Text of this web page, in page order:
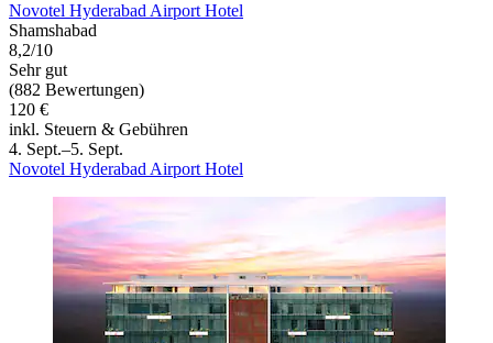
Novotel Hyderabad Airport Hotel
Shamshabad
8,2/10
Sehr gut
(882 Bewertungen)
120 €
inkl. Steuern & Gebühren
4. Sept.–5. Sept.
Novotel Hyderabad Airport Hotel